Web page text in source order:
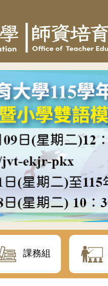
課務組